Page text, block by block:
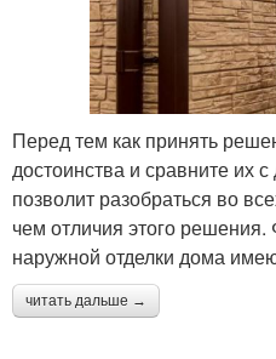
Перед тем как принять
достоинства и сравните их
позволит разобраться во
чем отличия этого
наружной отделки дома
читать дальше →